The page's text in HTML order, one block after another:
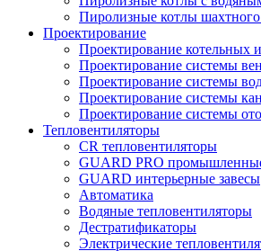
Пиролизные котлы шахтного
Проектирование
Проектирование котельных
Проектирование системы
Проектирование системы
Проектирование системы
Проектирование системы
Тепловентиляторы
CR тепловентиляторы
GUARD PRO
GUARD интерьерные завесы
Автоматика
Водяные тепловентиляторы
Дестратификаторы
Электрические